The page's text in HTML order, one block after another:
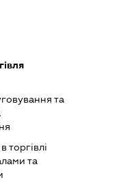
та
торгівлі
та